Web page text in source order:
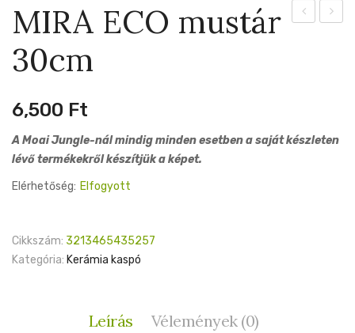
MIRA ECO mustár
30cm
6,500 Ft
A Moai Jungle-nál mindig minden esetben a saját készleten
lévő termékekről készítjük a képet.
Elérhetőség: Elfogyott
Cikkszám: 3213465435257
Kategória: Kerámia kaspó
Leírás Vélemények (0)